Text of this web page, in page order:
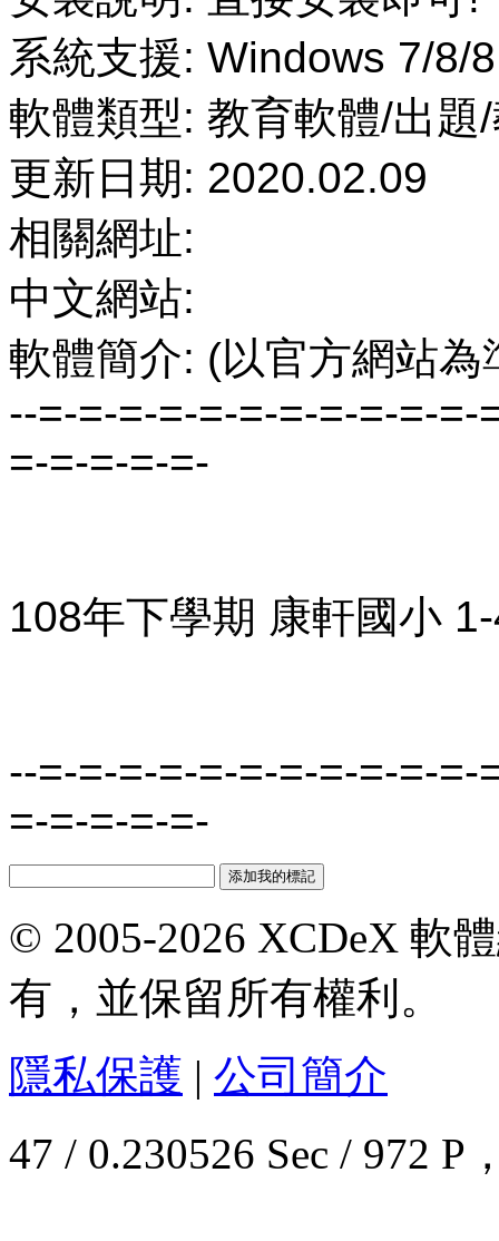
系統支援: Windows 7/8/
軟體類型: 教育軟體/出題
更新日期: 2020.02.09
相關網址:
中文網站:
軟體簡介: (以官方網站為
--=-=-=-=-=-=-=-=-=-=-
=-=-=-=-=-
108年下學期 康軒國小
--=-=-=-=-=-=-=-=-=-=-
=-=-=-=-=-
© 2005-2026 XCDeX 軟
有，並保留所有權利。
隱私保護 | 公司簡介
47 / 0.230526 Sec / 972